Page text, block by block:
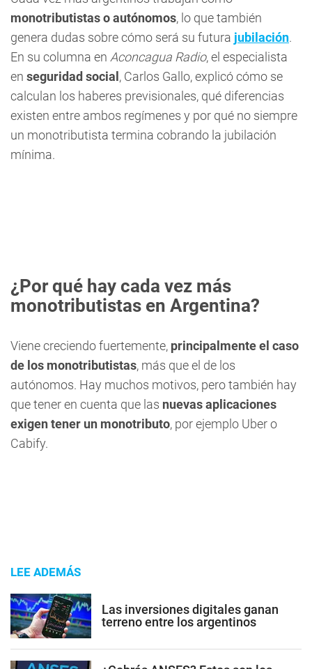
monotributistasoautónomos, lo que también
genera dudas sobre cómo será su futura jubilación.
En su columna en Aconcagua Radio, el especialista
en seguridad social , Carlos Gallo, explicó cómo se
calculan los haberes previsionales, qué diferencias
existen entre ambos regímenes y por qué no siempre
un monotributista termina cobrando la jubilación
mínima.
¿Por qué hay cada vez más
monotributistas en Argentina?
Viene creciendo fuertemente, principalmente el caso
de los monotributistas, más que el de los
autónomos. Hay muchos motivos, pero también hay
que tener en cuenta que las nuevas aplicaciones
exigen tener un monotributo, por ejemplo Uber o
Cabify.
LEE ADEMÁS
Las inversiones digitales ganan
terreno entre los argentinos